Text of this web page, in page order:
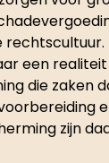
rechtscultuur.
een
die zaken
zijn